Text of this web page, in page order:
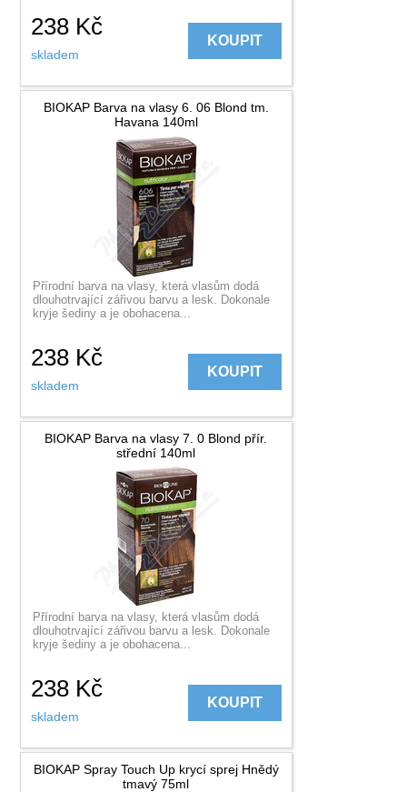
238 Kč
skladem
KOUPIT
BIOKAP Barva na vlasy 6. 06 Blond tm.
Havana 140ml
Přírodní barva na vlasy, která vlasům dodá
dlouhotrvající zářivou barvu a lesk. Dokonale
kryje šediny a je obohacena...
238 Kč
skladem
KOUPIT
BIOKAP Barva na vlasy 7. 0 Blond přír.
střední 140ml
Přírodní barva na vlasy, která vlasům dodá
dlouhotrvající zářivou barvu a lesk. Dokonale
kryje šediny a je obohacena...
238 Kč
skladem
KOUPIT
BIOKAP Spray Touch Up krycí sprej Hnědý
tmavý 75ml